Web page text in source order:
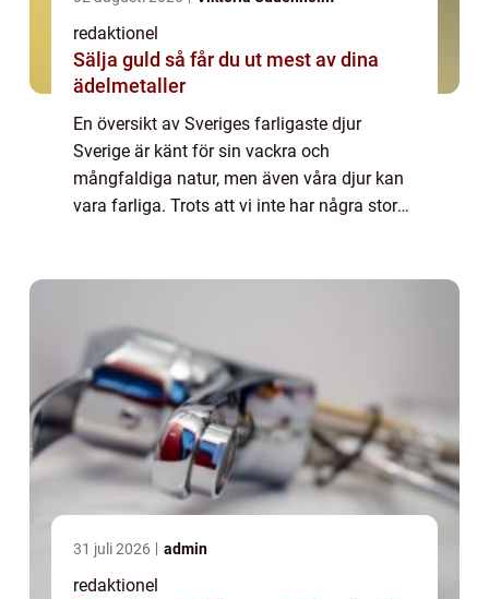
redaktionel
Sälja guld så får du ut mest av dina
ädelmetaller
En översikt av Sveriges farligaste djur
Sverige är känt för sin vackra och
mångfaldiga natur, men även våra djur kan
vara farliga. Trots att vi inte har några stora
31 juli 2026 admin
redaktionel